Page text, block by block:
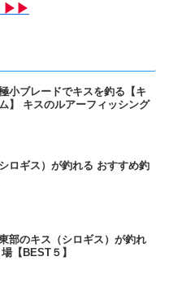
▶▶
小ブレードでキスを釣る【キ
】 キスのルアーフィッシング
ロギス）が釣れる おすすめ釣
部のキス（シロギス）が釣れ
【BEST５】